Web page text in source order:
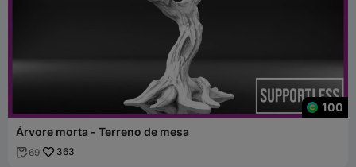
100
Árvore morta - Terreno de mesa
 69 363